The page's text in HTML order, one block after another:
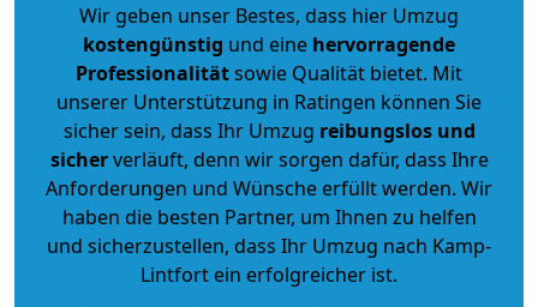
Wir geben unser Bestes, dass hier Umzug
kostengünstig und eine hervorragende
Professionalitätsowie Qualität bietet. Mit
unserer Unterstützung in Ratingen können Sie
sicher sein, dass Ihr Umzug reibungslos und
sicherverläuft, denn wir sorgen dafür, dass Ihre
Anforderungen und Wünsche erfüllt werden. Wir
haben die besten Partner, um Ihnen zu helfen
und sicherzustellen, dass Ihr Umzug nach Kamp-
Lintfort ein erfolgreicher ist.